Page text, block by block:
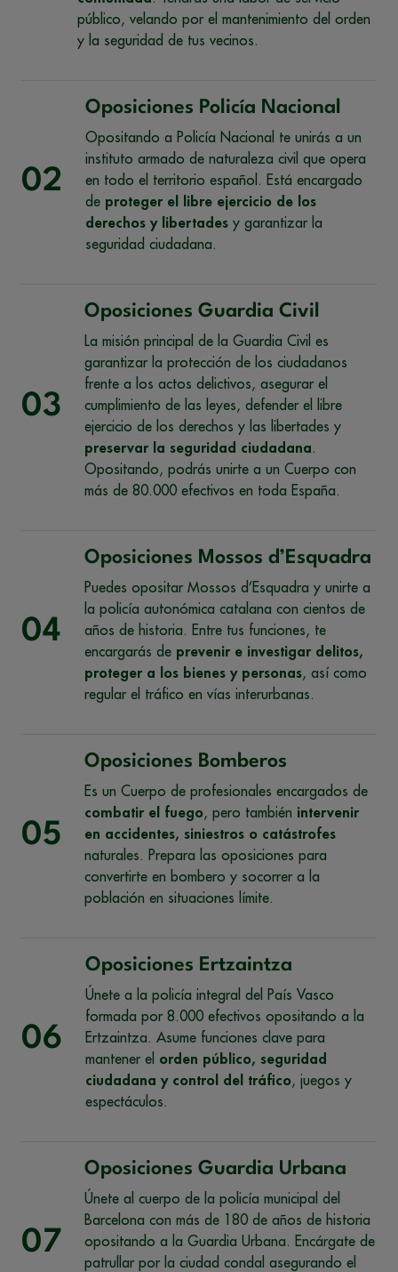
público, velando por el mantenimiento del orden
y la seguridad de tus vecinos.
02
Oposiciones Policía Nacional
Opositando a Policía Nacional te unirás a un
instituto armado de naturaleza civil que opera
en todo el territorio español. Está encargado
de proteger el libre ejercicio de los
derechos y libertades y garantizar la
seguridad ciudadana.
03
Oposiciones Guardia Civil
La misión principal de la Guardia Civil es
garantizar la protección de los ciudadanos
frente a los actos delictivos, asegurar el
cumplimiento de las leyes, defender el libre
ejercicio de los derechos y las libertades y
preservar la seguridad ciudadana.
Opositando, podrás unirte a un Cuerpo con
más de 80.000 efectivos en toda España.
04
Oposiciones Mossos d’Esquadra
Puedes opositar Mossos d’Esquadra y unirte a
la policía autonómica catalana con cientos de
años de historia. Entre tus funciones, te
encargarás de prevenir e investigar delitos,
proteger a los bienes y personas, así como
regular el tráfico en vías interurbanas.
05
Oposiciones Bomberos
Es un Cuerpo de profesionales encargados de
combatir el fuego, pero también intervenir
en accidentes, siniestros o catástrofes
naturales. Prepara las oposiciones para
convertirte en bombero y socorrer a la
población en situaciones límite.
06
Oposiciones Ertzaintza
Únete a la policía integral del País Vasco
formada por 8.000 efectivos opositando a la
Ertzaintza. Asume funciones clave para
mantener el orden público, seguridad
ciudadana y control del tráfico, juegos y
espectáculos.
07
Oposiciones Guardia Urbana
Únete al cuerpo de la policía municipal del
Barcelona con más de 180 de años de historia
opositando a la Guardia Urbana. Encárgate de
patrullar por la ciudad condal asegurando el